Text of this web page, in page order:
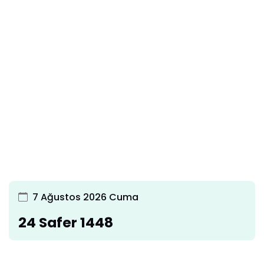
7 Ağustos 2026 Cuma
24 Safer 1448